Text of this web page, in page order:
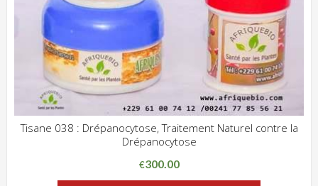
Tisane 038 : Drépanocytose, Traitement Naturel contre la
Drépanocytose
€300.00